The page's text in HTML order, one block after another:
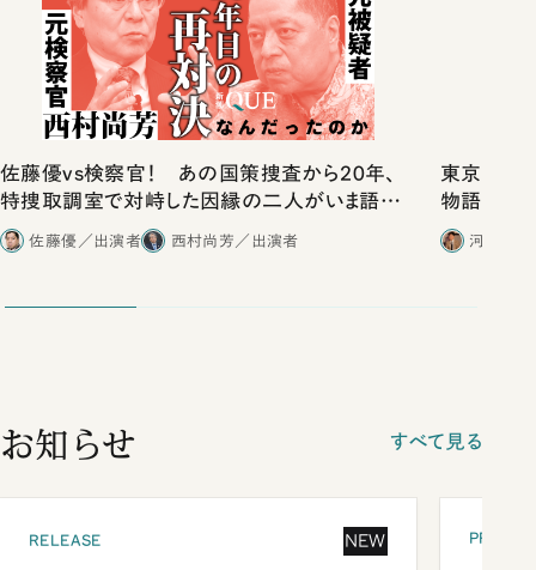
佐藤優vs検察官！ あの国策捜査から20年、
特捜取調室で対峙した因縁の二人がいま語り
合ったこと
佐藤優／出演者 西村尚芳／出演者
東京は都
物語」に
河野有
お知らせ すべて見る
RELEASE NEW